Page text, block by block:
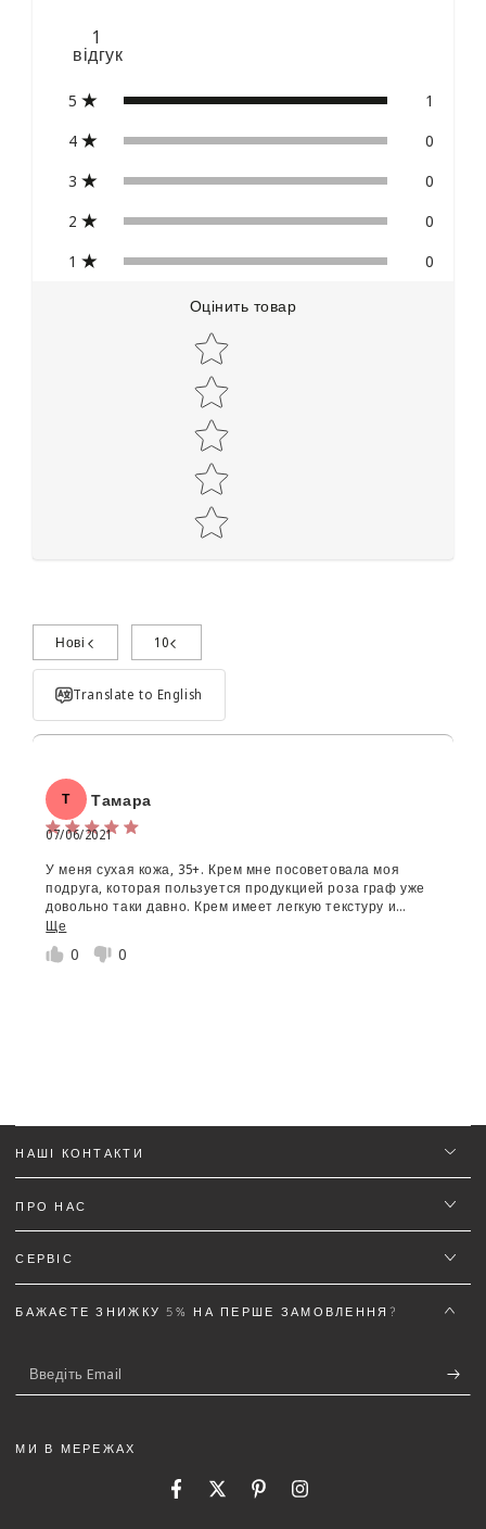
1
відгук
5
1
4
0
3
0
2
0
1
0
Оцінить товар
Star rating
Поділиться досвідом використання
Об'єм:
Email
Нові 10
Translate to English
Т Тамара
07/06/2021
У меня сухая кожа, 35+. Крем мне посоветовала моя
подруга, которая пользуется продукцией роза граф уже
довольно таки давно. Крем имеет легкую текстуру и
впитывается очень быстро. Использую в основном как
основу под макияж. Кожа после него мягкая, упругая и
Ще
0 0
НАШІ КОНТАКТИ
ПРО НАС
СЕРВІС
БАЖАЄТЕ ЗНИЖКУ 5% НА ПЕРШЕ ЗАМОВЛЕННЯ?
Введіть
Email
МИ В МЕРЕЖАХ
FacebookTwitterPinterestInstagram